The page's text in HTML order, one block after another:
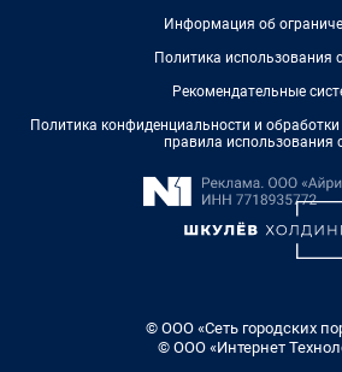
Информация об
Политика использования
Рекомендательные
Политика конфиденциальности и
правила использования
© ООО «Сеть городских
© ООО «Интернет